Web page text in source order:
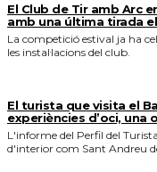
El Club de Tir amb Arc
amb una última tirada
La competició estival ja ha
les instal·lacions del club.
El turista que visita el
experiències d’oci,
L'informe del Perfil del
d'interior com Sant Andreu